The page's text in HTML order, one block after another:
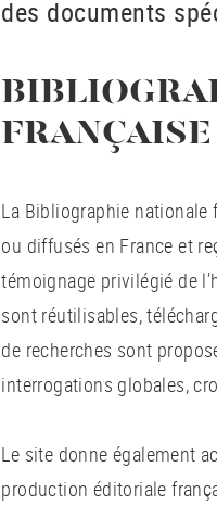
des documents
FRANÇAISE
La Bibliographie
ou diffusés en France et
témoignage privilégié de
sont réutilisables,
de recherches sont
interrogations globales,
Le site donne également
production éditoriale